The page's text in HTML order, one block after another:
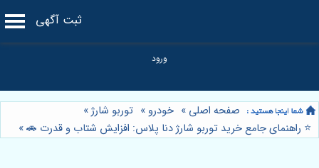
ثبت آگهی
صفحه اصلی » خودرو » توربو شارژ»
⭐️ راهنمای جامع خرید توربو شارژ دنا پلاس: افزایش شتاب و قدرت 🚗»